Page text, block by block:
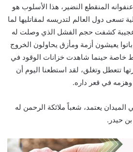
المنقطع النضير، هذا الأسلوب هو
تسعى دول العالم لتدريسه لمقاتليها لما
عجيبة كشفت حجم الفشل الذي وصلت له
يعيشون أزمة ومأزق يحاولون الخروج
خاصة حينما شاهدت خزانات الوقود في
تتعطل وتغلق، لقد استطعنا اليوم أن
وهزمه في قعر داره.
يعتمد، شعباً ملائكة الرحمن له
بن حيدر.